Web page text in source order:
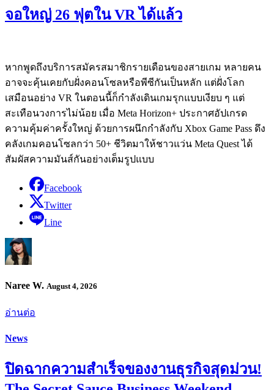
จอใหญ่ 26 ฟุตใน VR ได้แล้ว
หากพูดถึงบริการสมัครสมาชิกรายเดือนของสายเกม หลายคน
อาจจะคุ้นเคยกับฝั่งคอนโซลหรือพีซีกันเป็นหลัก แต่ฝั่งโลก
เสมือนอย่าง VR ในตอนนี้ก็กำลังเดินเกมรุกแบบเงียบ ๆ แต่
สะเทือนวงการไม่น้อย เมื่อ Meta Horizon+ ประกาศอัปเกรด
ความคุ้มค่าครั้งใหญ่ ด้วยการผนึกกำลังกับ Xbox Game Pass ดึง
คลังเกมคอนโซลกว่า 50+ ชีวิตมาให้ชาวแว่น Meta Quest ได้
สัมผัสความมันส์กันอย่างเต็มรูปแบบ
Facebook
Twitter
Line
Naree W. August 4, 2026
อ่านต่อ
News
ปิดฉากความสำเร็จของงานธุรกิจสุดม่วน!